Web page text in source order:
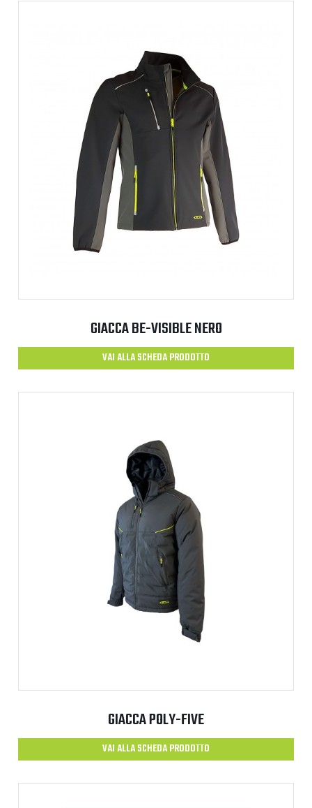
GIACCA BE-VISIBLE NERO
VAI ALLA SCHEDA PRODOTTO
GIACCA POLY-FIVE
VAI ALLA SCHEDA PRODOTTO